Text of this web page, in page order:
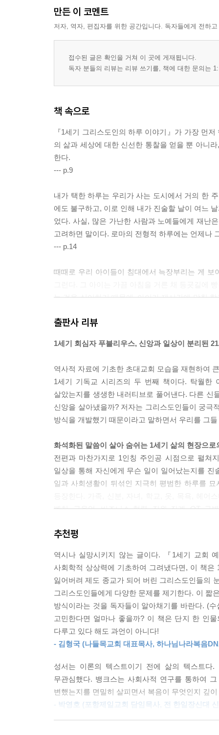
만든 이 코멘트
저자, 역자, 편집자를 위한 공간입니다. 독자들에게 전하
접수된 글은 확인을 거쳐 이 곳에 게재됩니다.
독자 분들의 리뷰는 리뷰 쓰기를, 책에 대한 문의는
책 속으로
『1세기 그리스도인의 하루 이야기』가 가장 먼
의 삶과 세상에 대한 신선한 통찰을 얻을 뿐 아니
한다.
--- p.9
내가 택한 하루는 우리가 사는 도시에서 거의 한
에도 불구하고, 이로 인해 내가 진술할 날이 여느
었다. 사실, 많은 가난한 사람과 노예들에게 재난
고려하면 말이다. 로마의 전형적 하루에는 언제나
--- p.14
때때로 우리 아이들이 침대에서 늑장부리는 게
는 것을 싫어하기 때문에, 아이가 제시간에 맞춰
--- p.18
목욕탕에서 그 사내들을 만난 날은 여느 날과 달
을 주고받기도 하고, 문득 좋아하는 노래 한 곡이
--- p.34
내가 이미 말했듯이, 우상에게 바친 고기를 사는
인식하고 있다는 점이 문제였다. 그는 예수의 제
--- p.48
뱅크스가 택한 하루는 어찌 보면 평범한 하루와는
한 화재 사건 바로 다음 날이었다.” 일상의 하루
--- pp.69-70
출판사 리뷰
1세기 회심자 푸블리우스, 신앙과 일상이 분리된
역사적 자료에 기초한 초대교회 모습을 재현하여
1세기 기독교 시리즈의 두 번째 책이다. 탁월한
살았는지를 생생한 내러티브로 풀어낸다. 다른
신앙을 살아냈을까? 저자는 그리스도인들이 궁
방식을 개발했기 때문이라고 말하면서 우리를 그
화석화된 말씀이 살아 숨쉬는 1세기 삶의 현장으로
전편과 마찬가지로 1인칭 주인공 시점으로 펼쳐
일상을 통해 자신에게 무슨 일이 일어났는지를
일과 사회생활이 뒤섞인 지극히 평범한 하루를
벤처, 금융업, 비즈니스 협력, 직원 징계, QT, 구
특별히 이 책에는 ‘일상을 세우는 책들’과 ‘일상
언어에 갇힌 일상어의 회복이기 때문이다. 더불어
더불어 읽고 나누고 토론하기에 제격인 이 책이
“날마다 마음을 같이하여 성전에 모이기를 힘쓰
살아 숨쉬는 가슴 벅찬 현장이다. 1세기 어느 회
응답할 것인가.
추천평
역시나 실망시키지 않는 글이다. 『1세기 교회
사회학적 상상력에 기초하여 그려냈다면, 이 책
잃어버려 제도 종교가 되어 버린 그리스도인들의
그리스도인들에게 다양한 문제를 제기한다. 이 짧
방식이라는 것을 독자들이 알아채기를 바란다. (
고민한다면 얼마나 좋을까? 이 책은 단지 한 인
다루고 있다 해도 과언이 아니다!
- 김형국 (나들목교회 대표목사, 하나님나라복음
성서는 이론의 텍스트이기 전에 삶의 텍스트
무관심했다. 뱅크스는 사회사적 연구를 통하여
변했는지를 면밀히 살피면서 복음이 무엇인지 깊
- 박영호 (포항제일교회 담임목사, 전 한일장신대